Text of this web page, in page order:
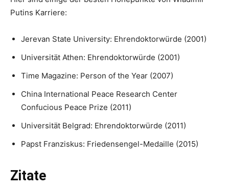
Putins Karriere:
Jerevan State University: Ehrendoktorwürde (2001)
Universität Athen: Ehrendoktorwürde (2001)
Time Magazine: Person of the Year (2007)
China International Peace Research Center
Confucious Peace Prize (2011)
Universität Belgrad: Ehrendoktorwürde (2011)
Papst Franziskus: Friedensengel-Medaille (2015)
Zitate